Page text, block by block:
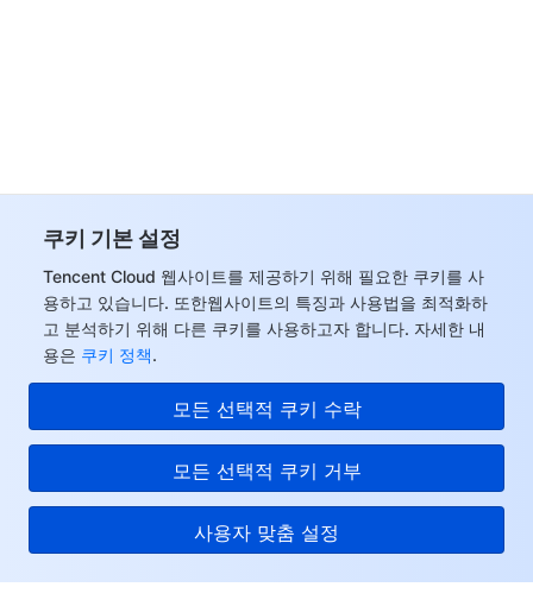
쿠키 기본 설정
Tencent Cloud 웹사이트를 제공하기 위해 필요한 쿠키를 사
용하고 있습니다. 또한웹사이트의 특징과 사용법을 최적화하
고 분석하기 위해 다른 쿠키를 사용하고자 합니다. 자세한 내
용은 쿠키 정책.
모든 선택적 쿠키 수락
모든 선택적 쿠키 거부
사용자 맞춤 설정
TencentDB for CTSDB
Database Management Center
Gateway Load Balancer
Direct Connect
Cloud Connect Network
Elastic Network Interface
NAT Gateway
Peering Connection
Key Management Service
Secrets Manager
Bastion Host
Data Security Audit
Captcha
Text Moderation System
Image Moderation System
Audio Moderation System
Video Moderation System
Customer Identity and Access Management
보안 서비스
Penetration Test Service
Security Service Platform
보안 관리
Tencent Cloud Firewall
Web Application Firewall
Cloud Workload Protection Platform
Tencent Container Security Service
애플리케이션 보안
Mobile Security
Security Token Service
도메인 & 웹사이트
Domains
SSL Certificates
엔터프라이즈 애플리케이션
Tencent Ecard
오피스 협업